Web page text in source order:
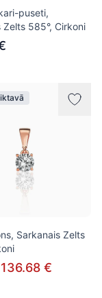
puseti,
Zelts 585°, Cirkoni
Sarkanais Zelts
136.68 €